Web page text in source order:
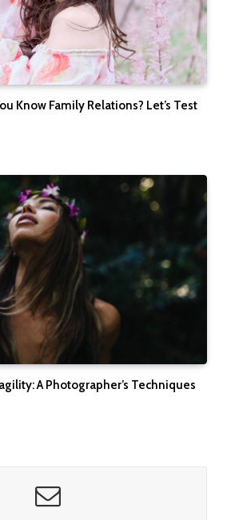
Know Family Relations? Let’s Test
A Photographer’s Techniques